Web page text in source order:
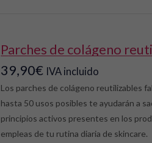
parches de colágeno
39,90€ IVA incluido
Los parches de colágeno reutilizables
hasta 50 usos posibles te ayudarán a
principios activos presentes en los
empleas de tu rutina diaria de skincare.